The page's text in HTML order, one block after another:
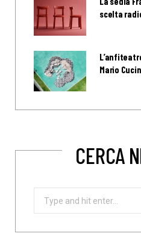
scelta
Mario
CERCA